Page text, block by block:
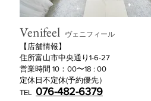
Venifeel ヴェニフィール
​【店舗情報】
住所富山市中央通り1-6-27
営業時間 10：00〜18 : 00
定休日不定休(予約優先）
TEL 076-482-6379